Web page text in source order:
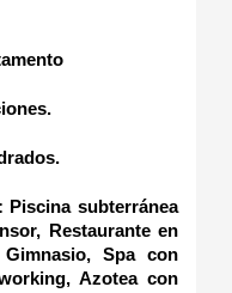
Piscina subterránea
Restaurante en
Spa con
Azotea con